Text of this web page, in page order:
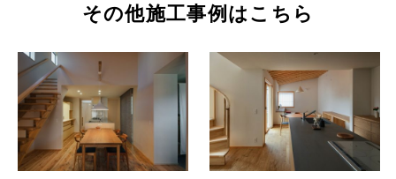
その他施工事例はこちら